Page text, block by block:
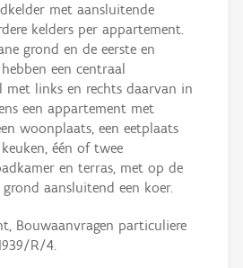
met aansluitende
kelders per appartement.
grond en de eerste en
een centraal
met links en rechts daarvan in
een appartement met
woonplaats, een eetplaats
één of twee
en terras, met op de
aansluitend een koer.
Bouwaanvragen particuliere
R/4.